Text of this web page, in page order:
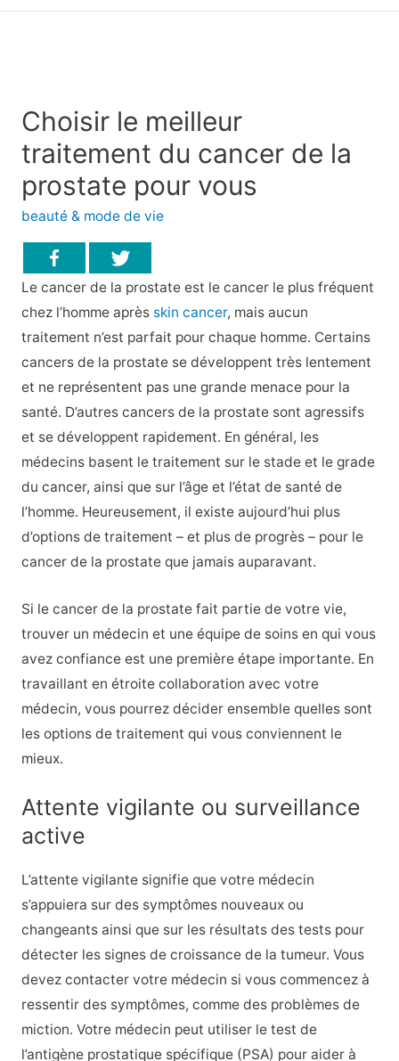
Choisir le meilleur
traitement du cancer de la
prostate pour vous
beauté & mode de vie
Le cancer de la prostate est le cancer le plus fréquent
chez l’homme après skin cancer, mais aucun
traitement n’est parfait pour chaque homme. Certains
cancers de la prostate se développent très lentement
et ne représentent pas une grande menace pour la
santé. D’autres cancers de la prostate sont agressifs
et se développent rapidement. En général, les
médecins basent le traitement sur le stade et le grade
du cancer, ainsi que sur l’âge et l’état de santé de
l’homme. Heureusement, il existe aujourd’hui plus
d’options de traitement – et plus de progrès – pour le
cancer de la prostate que jamais auparavant.
Si le cancer de la prostate fait partie de votre vie,
trouver un médecin et une équipe de soins en qui vous
avez confiance est une première étape importante. En
travaillant en étroite collaboration avec votre
médecin, vous pourrez décider ensemble quelles sont
les options de traitement qui vous conviennent le
mieux.
Attente vigilante ou surveillance
active
L’attente vigilante signifie que votre médecin
s’appuiera sur des symptômes nouveaux ou
changeants ainsi que sur les résultats des tests pour
détecter les signes de croissance de la tumeur. Vous
devez contacter votre médecin si vous commencez à
ressentir des symptômes, comme des problèmes de
miction. Votre médecin peut utiliser le test de
l’antigène prostatique spécifique (PSA) pour aider à